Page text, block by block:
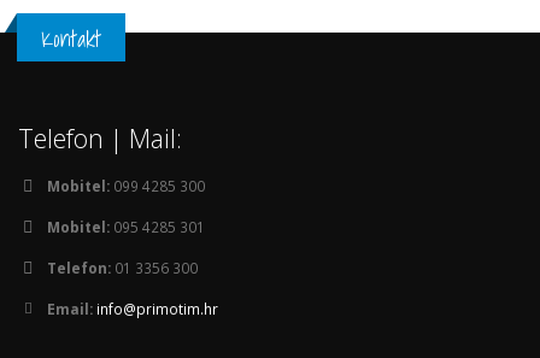
Kontakt
Telefon | Mail:
Mobitel: 099 4285 300
Mobitel: 095 4285 301
Telefon: 01 3356 300
Email: info@primotim.hr